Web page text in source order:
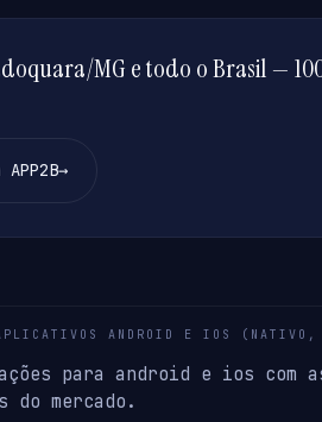
MG e todo o Brasil —
→
ANDROID E IOS
para android e ios com
do mercado.